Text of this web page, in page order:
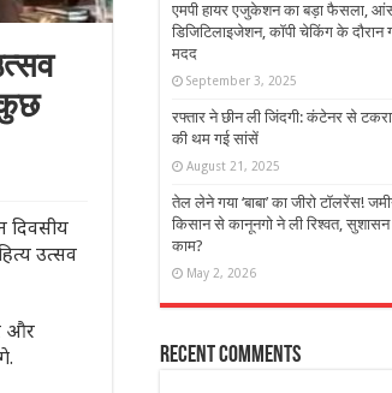
दिवसीय
उत्सव
और
एमपी हायर एजुकेशन का बड़ा फैसला,
डिजिटिलाइजेशन, कॉपी चेकिंग के दौरान
मदद
September 3, 2025
रफ्तार ने छीन ली जिंदगी: कंटेनर से
की थम गई सांसें
August 21, 2025
तेल लेने गया ‘बाबा’ का जीरो टॉलरेंस!
किसान से कानूनगो ने ली रिश्वत, सुशासन
काम?
May 2, 2026
Recent Comments